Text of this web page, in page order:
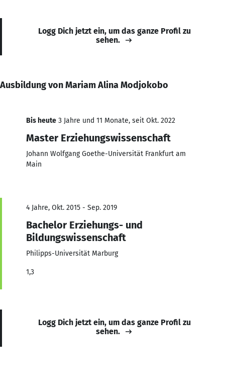
Logg Dich jetzt ein, um das ganze Profil zu
sehen.
Ausbildung von Mariam Alina Modjokobo
Bis heute 3 Jahre und 11 Monate, seit Okt. 2022
Master Erziehungswissenschaft
Johann Wolfgang Goethe-Universität Frankfurt am
Main
4 Jahre, Okt. 2015 - Sep. 2019
Bachelor Erziehungs- und
Bildungswissenschaft
Philipps-Universität Marburg
1,3
Logg Dich jetzt ein, um das ganze Profil zu
sehen.